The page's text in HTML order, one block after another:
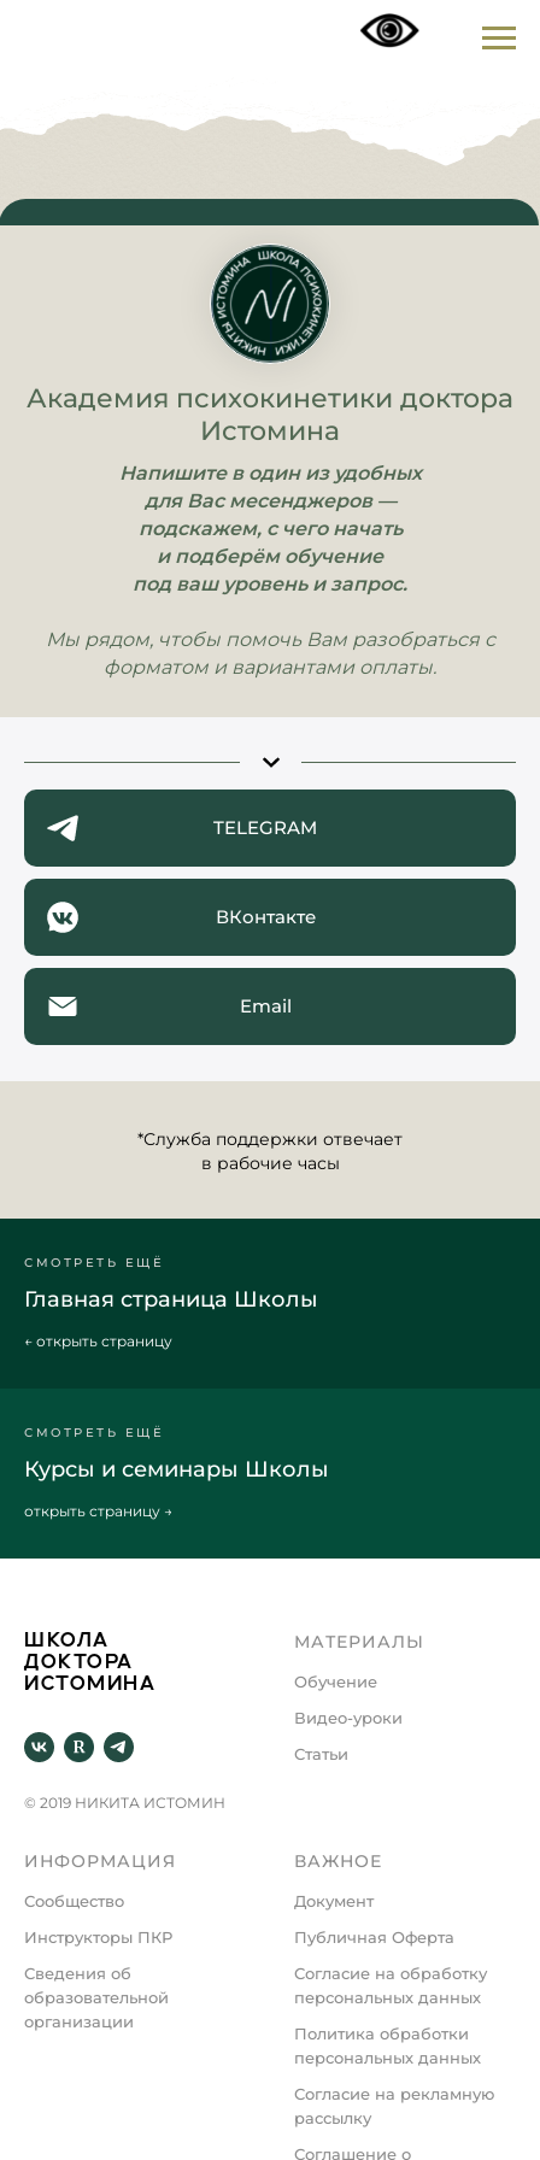
Академия психокинетики доктора
Истомина
Напишите в один из удобных
для Вас месенджеров —
подскажем, с чего начать
и подберём обучение
под ваш уровень и запрос.
Мы рядом, чтобы помочь Вам разобраться с
форматом и вариантами оплаты.
TELEGRAM
ВКонтакте
Email
*Служба поддержки отвечает
в рабочие часы
СМОТРЕТЬ ЕЩЁ
Главная страница Школы
← открыть страницу
СМОТРЕТЬ ЕЩЁ
Курсы и семинары Школы
открыть страницу →
ШКОЛА
ДОКТОРА
ИСТОМИНА
© 2019 НИКИТА ИСТОМИН
МАТЕРИАЛЫ
Обучение
Видео-уроки
Статьи
ИНФОРМАЦИЯ
Сообщество
Инструкторы ПКР
Сведения об
образовательной
организации
ВАЖНОЕ
Документ
Публичная Оферта
Согласие на обработку
персональных данных
Политика обработки
персональных данных
Согласие на рекламную
рассылку
Соглашение о